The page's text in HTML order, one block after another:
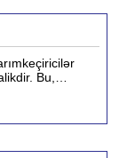
Bu,
və ASM